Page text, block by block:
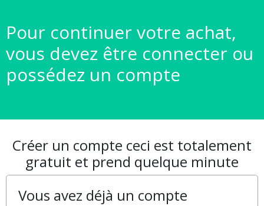
Pour continuer votre achat,
vous devez être connecter ou
possédez un compte
Créer un compte ceci est totalement
gratuit et prend quelque minute
Vous avez déjà un compte